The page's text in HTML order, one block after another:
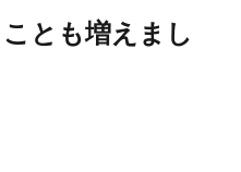
とも増えまし